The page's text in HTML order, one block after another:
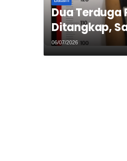
Dua Terduga
Ditangkap,
06/07/2026